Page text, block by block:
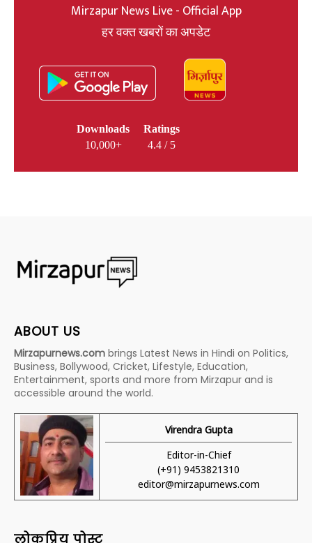
Mirzapur News Live - Official App
हर वक्त खबरों का अपडेट
Downloads
10,000+
Ratings
4.4 / 5
ABOUT US
Mirzapurnews.com brings Latest News in Hindi on Politics,
Business, Bollywood, Cricket, Lifestyle, Education,
Entertainment, sports and more from Mirzapur and is
accessible around the world.
Virendra Gupta
Editor-in-Chief
(+91) 9453821310
editor@mirzapurnews.com
लोकप्रिय पोस्ट